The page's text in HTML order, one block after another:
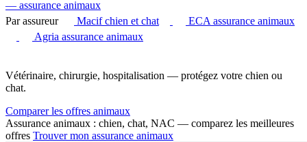
— assurance animaux
Par assureur
Macif chien et chat
ECA assurance animaux
Agria assurance animaux
Vétérinaire, chirurgie, hospitalisation — protégez votre chien ou
chat.
Comparer les offres animaux
Assurance animaux : chien, chat, NAC — comparez les meilleures
offres Trouver mon assurance animaux